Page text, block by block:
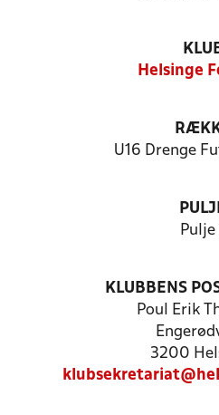
Helsinge
U16 Drenge
Pulje
KLUBBENS
Poul Erik
3200